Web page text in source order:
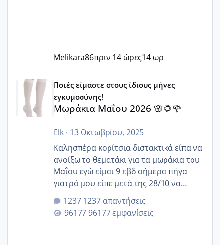
Melikara86πριν 14 ώρες14 ωρ
Μωράκια Μαΐου 2026 🌸🌻🌹
Ποιές είμαστε στους ίδιους μήνες
εγκυμοσύνης!
Μωράκια Μαΐου 2026 🌸🌻🌹
Elk· 13 Οκτωβρίου, 2025
Καλησπέρα κορίτσια διστακτικά είπα να
ανοίξω το θεματάκι για τα μωράκια του
Μαΐου εγώ είμαι 9 εβδ σήμερα πήγα
γιατρό μου είπε μετά της 28/10 να
κλείσω ραντεβού για την αυχενική είναι
καμιά άλλη κοπέλα να γεννάει Μάιο ;;
1237 απαντήσεις
96177 εμφανίσεις